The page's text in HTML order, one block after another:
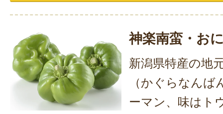
神楽南蛮・お
新潟県特産の地
（かぐらなんば
ーマン、味はト